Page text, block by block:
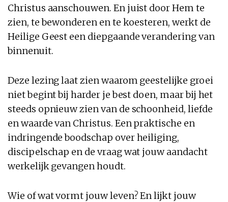
Christus aanschouwen. En juist door Hem te
zien, te bewonderen en te koesteren, werkt de
Heilige Geest een diepgaande verandering van
binnenuit.
Deze lezing laat zien waarom geestelijke groei
niet begint bij harder je best doen, maar bij het
steeds opnieuw zien van de schoonheid, liefde
en waarde van Christus. Een praktische en
indringende boodschap over heiliging,
discipelschap en de vraag wat jouw aandacht
werkelijk gevangen houdt.
Wie of wat vormt jouw leven? En lijkt jouw